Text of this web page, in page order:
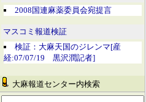
2008国連麻薬委員会宛提言
マスコミ報道検証
検証：大麻天国のジレンマ[産
経:07/07/19 黒沢潤記者]
大麻報道センター内検索